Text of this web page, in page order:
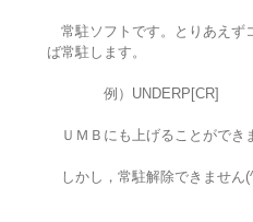
常駐ソフトです。とりあえず
ば常駐します。
例）UNDERP[CR]
ＵＭＢにも上げることができ
しかし，常駐解除できません